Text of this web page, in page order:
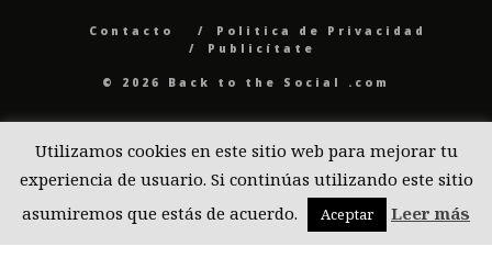
Contacto
Politica de Privacidad
Publicítate
© 2026 Back to the Social .com
Utilizamos cookies en este sitio web para mejorar tu
experiencia de usuario. Si continúas utilizando este sitio
asumiremos que estás de acuerdo.
Aceptar Leer más